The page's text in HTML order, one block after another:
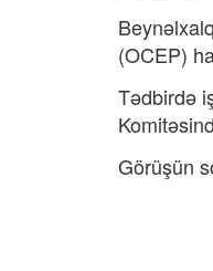
(OCEP)
Tədbirdə
Görüşün